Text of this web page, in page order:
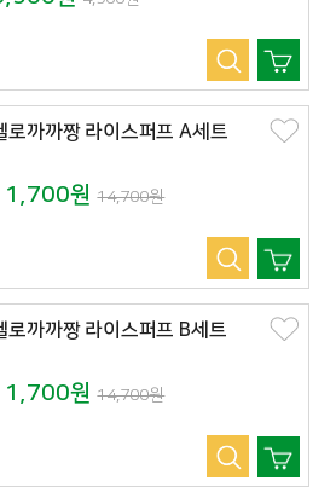
로까까짱 라이스퍼프 A세트
원14,700원
로까까짱 라이스퍼프 B세트
원14,700원